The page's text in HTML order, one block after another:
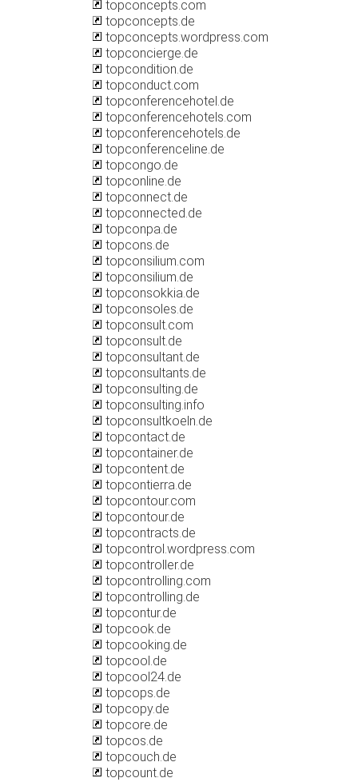
topconcepts.com
topconcepts.de
topconcepts.wordpress.com
topconcierge.de
topcondition.de
topconduct.com
topconferencehotel.de
topconferencehotels.com
topconferencehotels.de
topconferenceline.de
topcongo.de
topconline.de
topconnect.de
topconnected.de
topconpa.de
topcons.de
topconsilium.com
topconsilium.de
topconsokkia.de
topconsoles.de
topconsult.com
topconsult.de
topconsultant.de
topconsultants.de
topconsulting.de
topconsulting.info
topconsultkoeln.de
topcontact.de
topcontainer.de
topcontent.de
topcontierra.de
topcontour.com
topcontour.de
topcontracts.de
topcontrol.wordpress.com
topcontroller.de
topcontrolling.com
topcontrolling.de
topcontur.de
topcook.de
topcooking.de
topcool.de
topcool24.de
topcops.de
topcopy.de
topcore.de
topcos.de
topcouch.de
topcount.de